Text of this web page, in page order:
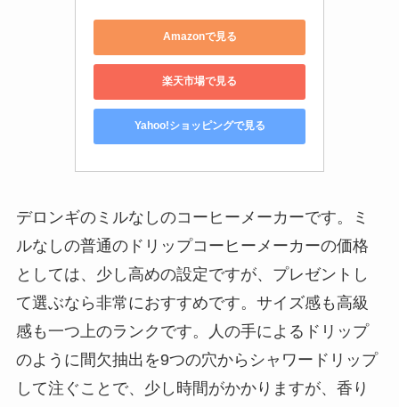
Amazonで見る
楽天市場で見る
Yahoo!ショッピングで見る
デロンギのミルなしのコーヒーメーカーです。ミ
ルなしの普通のドリップコーヒーメーカーの価格
としては、少し高めの設定ですが、プレゼントし
て選ぶなら非常におすすめです。サイズ感も高級
感も一つ上のランクです。人の手によるドリップ
のように間欠抽出を9つの穴からシャワードリップ
して注ぐことで、少し時間がかかりますが、香り